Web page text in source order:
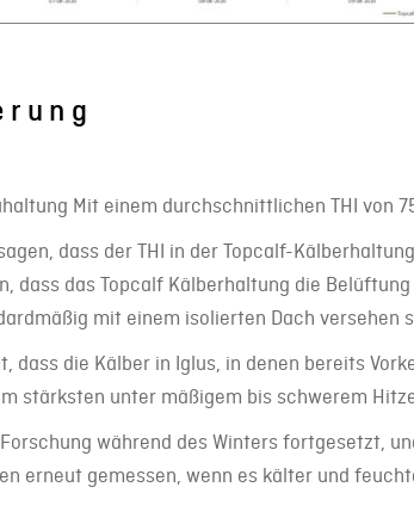
Mit einem durchschnittlichen THI von
dass der THI in der Topcalf-
dass das Topcalf Kälberhaltung die
mit einem isolierten Dach versehen
dass die Kälber in Iglus, in denen bereits
stärksten unter mäßigem bis schwerem
während des Winters fortgesetzt,
erneut gemessen, wenn es kälter und